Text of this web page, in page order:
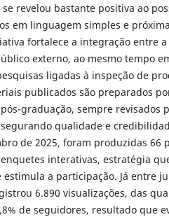
revelou bastante positiva ao
em linguagem simples e
fortalece a integração entre
externo, ao mesmo tempo
ligadas à inspeção de
publicados são preparados
graduação, sempre revisados
qualidade e
de 2025, foram produzidas 66
interativas, estratégia
estimula a participação. Já entre
6.890 visualizações, das
de seguidores, resultado que